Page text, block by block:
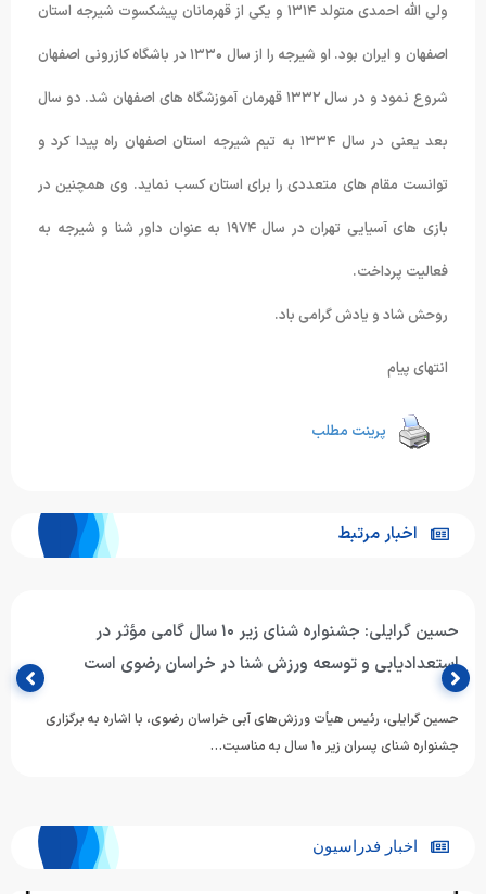
ولی الله احمدی متولد ۱۳۱۴ و یکی از قهرمانان پیشکسوت شیرجه استان
اصفهان و ایران بود. او شیرجه را از سال ۱۳۳۰ در باشگاه کازرونی اصفهان
شروع نمود و در سال ۱۳۳۲ قهرمان آموزشگاه های اصفهان شد. دو سال
بعد یعنی در سال ۱۳۳۴ به تیم شیرجه استان اصفهان راه پیدا کرد و
توانست مقام های متعددی را برای استان کسب نماید. وی همچنین در
بازی های آسیایی تهران در سال ۱۹۷۴ به عنوان داور شنا و شیرجه به
فعالیت پرداخت.
روحش شاد و یادش گرامی باد.
انتهای پیام
پرینت مطلب
اخبار مرتبط
ساجد کاظمی‌نسب با رأی قاطع اعضای مجمع، رئیس هیأت
ورزش‌های آبی استان اردبیل شد
ساجد کاظمی‌نسب با کسب تمامی آرای اعضای مجمع، به مدت چهار سال به
عنوان رئیس هیأت ورزش‌های آبی استان اردبیل…
اخبار فدراسیون